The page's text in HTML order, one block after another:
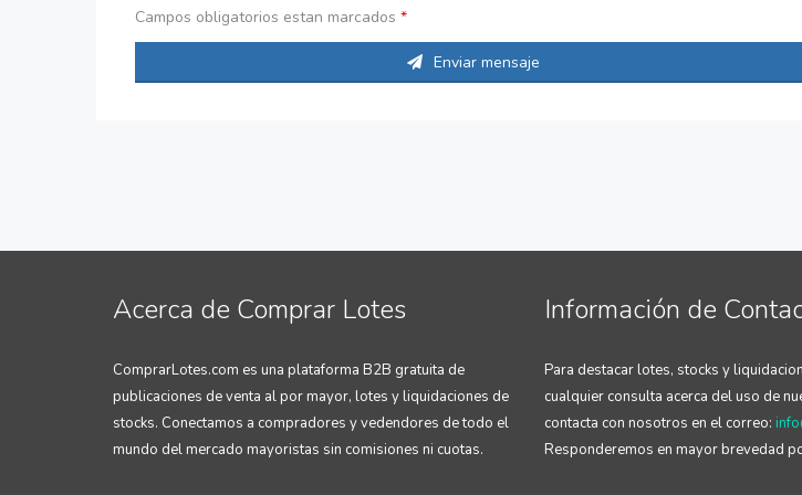
Campos obligatorios estan marcados *
Enviar mensaje
Acerca de Comprar Lotes
ComprarLotes.com es una plataforma B2B gratuita de
publicaciones de venta al por mayor, lotes y liquidaciones de
stocks. Conectamos a compradores y vedendores de todo el
mundo del mercado mayoristas sin comisiones ni cuotas.
Información de
Para destacar lotes, stocks y
cualquier consulta acerca del uso de
contacta con nosotros en el correo:
Responderemos en mayor brevedad